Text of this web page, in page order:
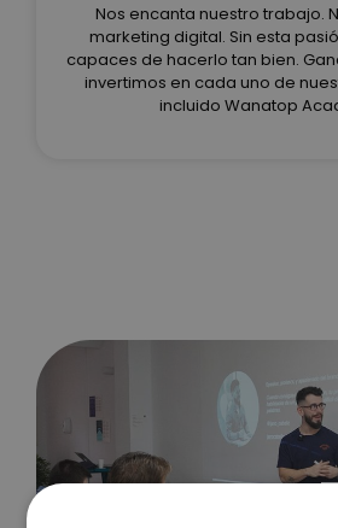
Nos encanta nuestro trabajo.
marketing digital. Sin esta
capaces de hacerlo tan bien.
invertimos en cada uno de
incluido Wanatop